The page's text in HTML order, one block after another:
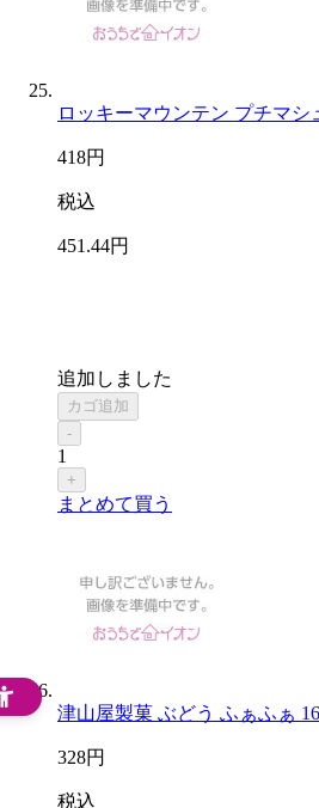
ロッキーマウンテン プチマシ
418円
税込
451 .44円
追加しました
カゴ追加
-
1
+
まとめて買う
津山屋製菓 ぶどう ふぁふぁ
328円
税込